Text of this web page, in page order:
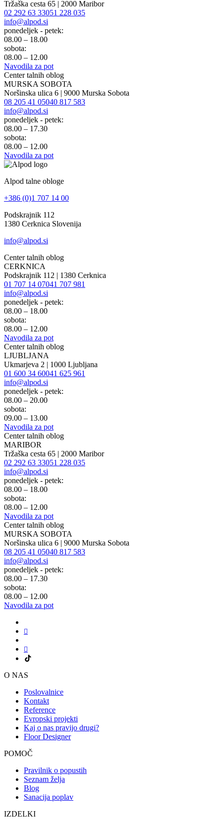
Tržaška cesta 65 | 2000 Maribor
02 292 63 33051 228 035
info@alpod.si
ponedeljek - petek:
08.00 – 18.00
sobota:
08.00 – 12.00
Navodila za pot
Center talnih oblog
MURSKA SOBOTA
Noršinska ulica 6 | 9000 Murska Sobota
08 205 41 05040 817 583
info@alpod.si
ponedeljek - petek:
08.00 – 17.30
sobota:
08.00 – 12.00
Navodila za pot
Alpod talne obloge
+386 (0)1 707 14 00
Podskrajnik 112
1380 Cerknica Slovenija
info@alpod.si
Center talnih oblog
CERKNICA
Podskrajnik 112 | 1380 Cerknica
01 707 14 07041 707 981
info@alpod.si
ponedeljek - petek:
08.00 – 18.00
sobota:
08.00 – 12.00
Navodila za pot
Center talnih oblog
LJUBLJANA
Ukmarjeva 2 | 1000 Ljubljana
01 600 34 60041 625 961
info@alpod.si
ponedeljek - petek:
08.00 – 20.00
sobota:
09.00 – 13.00
Navodila za pot
Center talnih oblog
MARIBOR
Tržaška cesta 65 | 2000 Maribor
02 292 63 33051 228 035
info@alpod.si
ponedeljek - petek:
08.00 – 18.00
sobota:
08.00 – 12.00
Navodila za pot
Center talnih oblog
MURSKA SOBOTA
Noršinska ulica 6 | 9000 Murska Sobota
08 205 41 05040 817 583
info@alpod.si
ponedeljek - petek:
08.00 – 17.30
sobota:
08.00 – 12.00
Navodila za pot
O NAS
Poslovalnice
Kontakt
Reference
Evropski projekti
Kaj o nas pravijo drugi?
Floor Designer
POMOČ
Pravilnik o popustih
Seznam želja
Blog
Sanacija poplav
IZDELKI